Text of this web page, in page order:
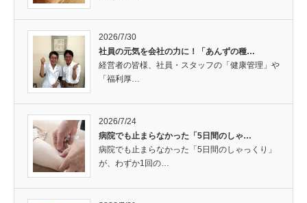
2026/7/30
社員の元気を会社の力に！「あんずの種…
経営者の皆様、社員・スタッフの「健康管理」や
「福利厚…
2026/7/24
病院でも止まらなかった「5日間のしゃ…
病院でも止まらなかった「5日間のしゃっくり」
が、わずか1回の…